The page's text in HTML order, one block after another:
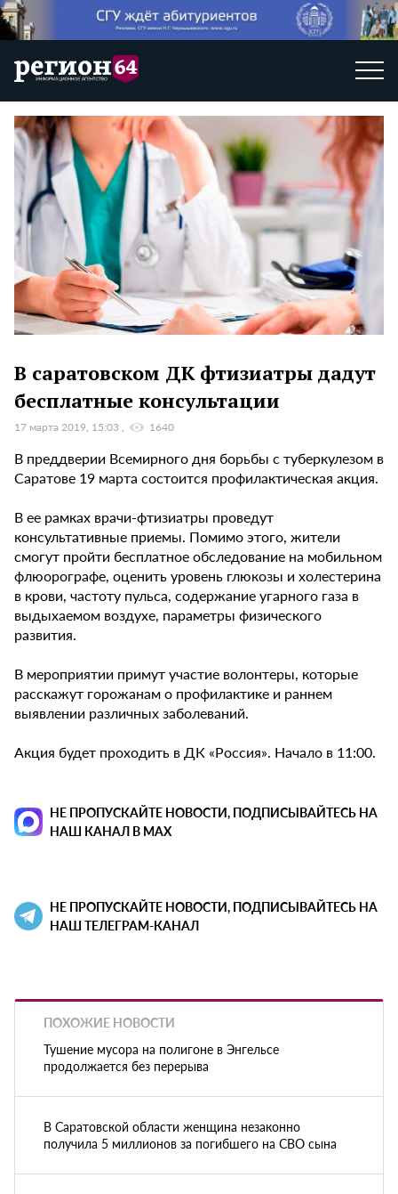
В саратовском ДК фтизиатры дадут
бесплатные консультации
17 марта 2019, 15:03 1640
В преддверии Всемирного дня борьбы с туберкулезом в
Саратове 19 марта состоится профилактическая акция.
В ее рамках врачи-фтизиатры проведут
консультативные приемы. Помимо этого, жители
смогут пройти бесплатное обследование на мобильном
флюорографе, оценить уровень глюкозы и холестерина
в крови, частоту пульса, содержание угарного газа в
выдыхаемом воздухе, параметры физического
развития.
В мероприятии примут участие волонтеры, которые
расскажут горожанам о профилактике и раннем
выявлении различных заболеваний.
Акция будет проходить в ДК «Россия». Начало в 11:00.
НЕ ПРОПУСКАЙТЕ НОВОСТИ, ПОДПИСЫВАЙТЕСЬ НА
НАШ КАНАЛ В MAX
НЕ ПРОПУСКАЙТЕ НОВОСТИ, ПОДПИСЫВАЙТЕСЬ НА
НАШ ТЕЛЕГРАМ-КАНАЛ
ПОХОЖИЕ НОВОСТИ
Тушение мусора на полигоне в Энгельсе
продолжается без перерыва
В Саратовской области женщина незаконно
получила 5 миллионов за погибшего на СВО сына